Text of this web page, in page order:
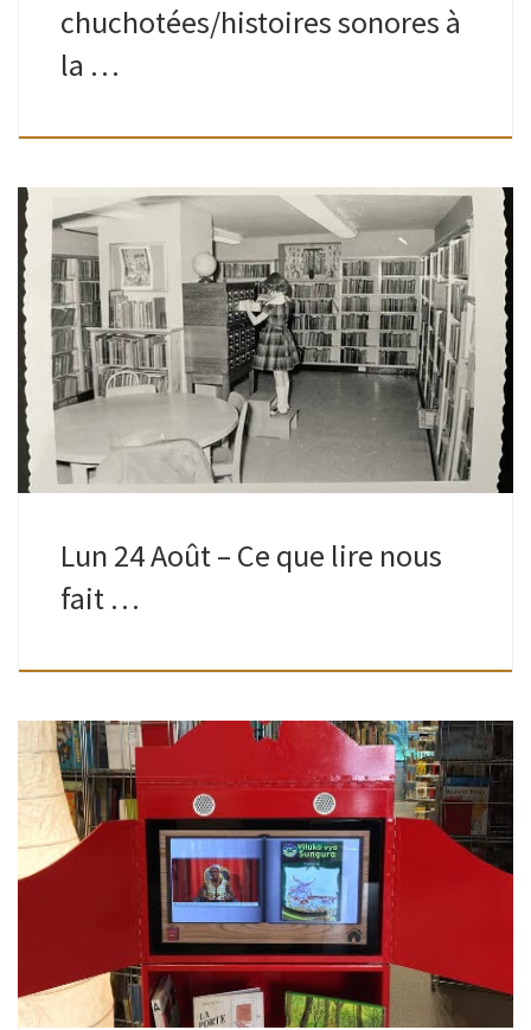
chuchotées/histoires sonores à
la …
Ados-adultes | Bibliothèque de Watermael | 16H30 – 19H
Animé par Romain Est-ce qu’un jour, lire un livre, un texte,
une phrase… vous a transformé ? Aidé à comprendre,
traverser, […]
Lun 24 Août – Ce que lire nous
fait …
Mis à disposition par le Centre de littérature jeunesse de
Bruxelles-Capitale grâce à l’asbl Foyer. Vidéos de livres lus
par des citoyens dans leur langue maternelle : albanais,
arabe classique, […]